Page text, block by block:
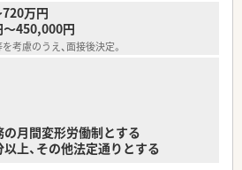
という社内等級制度を設けており、各試験を
給昇格する制度を導入しております。
修を設けており、「与えられる研修」ではな
」と手を挙げて、研修を受けることができま
研修から、接遇やクリエイティブな研修も多
。
万円
450,000円
考慮のうえ、面接後決定。
月間変形労働制とする
上、その他法定通りとする